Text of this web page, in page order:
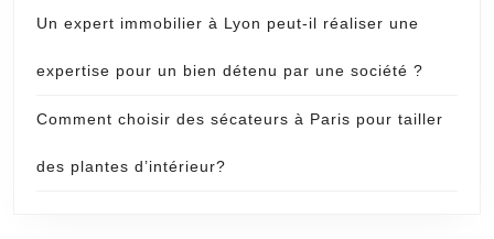
Un expert immobilier à Lyon peut-il réaliser une
expertise pour un bien détenu par une société ?
Comment choisir des sécateurs à Paris pour tailler
des plantes d’intérieur?